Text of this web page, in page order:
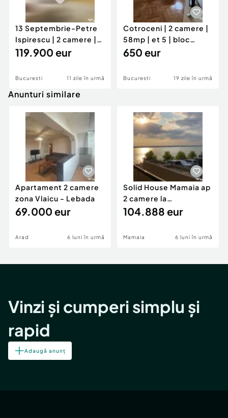
13 Septembrie-Petre
Ispirescu | 2 camere |
60mp | et 8 | ren
119.900 eur
Bucuresti 11 zile în urmă
Cotroceni | 2 camere |
58mp | et 5 | bloc
consolidat | 650 e
650 eur
Bucuresti 19 zile în urmă
Anunturi similare
Apartament 2 camere
zona Vlaicu - Lebada
69.000 eur
Arad 6 luni în urmă
Solid House Mamaia ap
2 camere la
cheie,langa Mega
104.888 eur
Mamaia 6 luni în urmă
Vinzi și cumperi simplu și
rapid
Adaugă anunț